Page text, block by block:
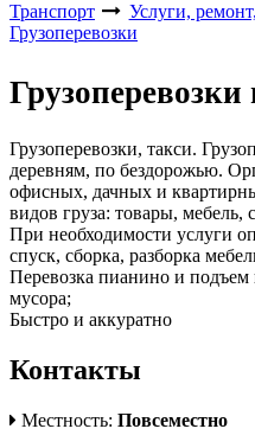
Транспорт
Услуги,
Грузоперевозки
Грузоперевозки
Грузоперевозки, такси.
деревням, по бездорожью.
офисных, дачных и
видов груза: товары, мебель,
При необходимости услуги
спуск, сборка, разборка
Перевозка пианино и подъем
мусора;
Быстро и аккуратно
Контакты
Местность: Повсеместно